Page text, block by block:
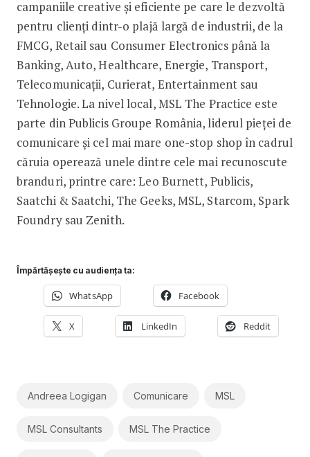
campaniile creative și eficiente pe care le dezvoltă
pentru clienți dintr-o plajă largă de industrii, de la
FMCG, Retail sau Consumer Electronics până la
Banking, Auto, Healthcare, Energie, Transport,
Telecomunicații, Curierat, Entertainment sau
Tehnologie. La nivel local, MSL The Practice este
parte din Publicis Groupe România, liderul pieței de
comunicare și cel mai mare one-stop shop în cadrul
căruia operează unele dintre cele mai recunoscute
branduri, printre care: Leo Burnett, Publicis,
Saatchi & Saatchi, The Geeks, MSL, Starcom, Spark
Foundry sau Zenith.
Împărtășește cu audiența ta:
WhatsApp Facebook
X LinkedIn Reddit
Andreea Logigan Comunicare MSL
MSL Consultants MSL The Practice